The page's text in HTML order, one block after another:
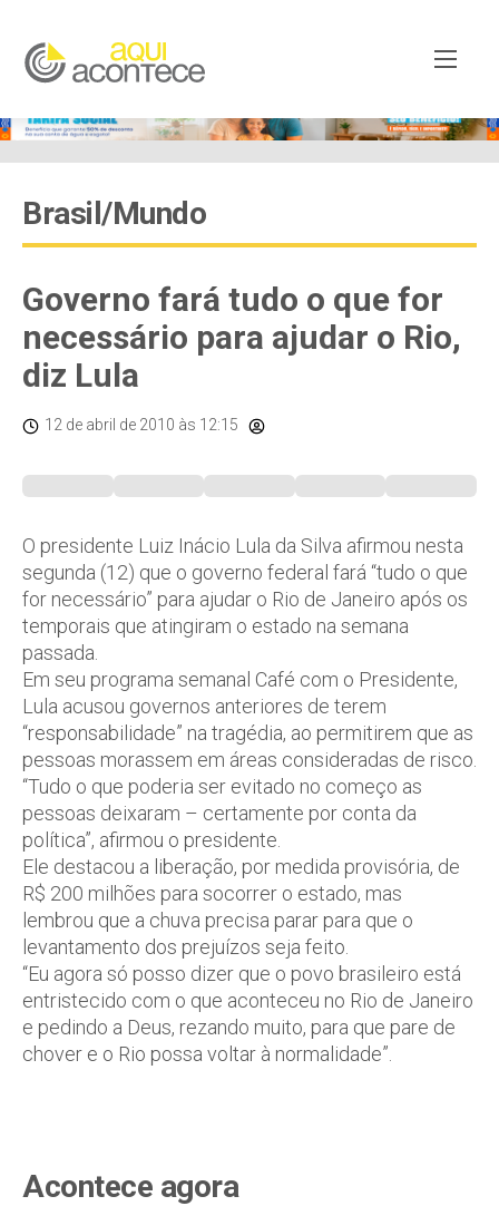
Brasil/Mundo
Governo fará tudo o que for
necessário para ajudar o Rio,
diz Lula
12 de abril de 2010 às 12:15
O presidente Luiz Inácio Lula da Silva afirmou nesta
segunda (12) que o governo federal fará “tudo o que
for necessário” para ajudar o Rio de Janeiro após os
temporais que atingiram o estado na semana
passada.
Em seu programa semanal Café com o Presidente,
Lula acusou governos anteriores de terem
“responsabilidade” na tragédia, ao permitirem que as
pessoas morassem em áreas consideradas de risco.
“Tudo o que poderia ser evitado no começo as
pessoas deixaram – certamente por conta da
política”, afirmou o presidente.
Ele destacou a liberação, por medida provisória, de
R$ 200 milhões para socorrer o estado, mas
lembrou que a chuva precisa parar para que o
levantamento dos prejuízos seja feito.
“Eu agora só posso dizer que o povo brasileiro está
entristecido com o que aconteceu no Rio de Janeiro
e pedindo a Deus, rezando muito, para que pare de
chover e o Rio possa voltar à normalidade”.
Acontece agora